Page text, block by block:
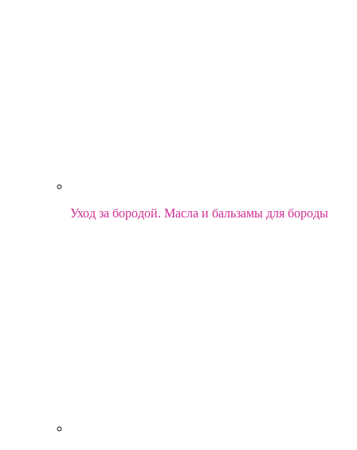
Уход за бородой. Масла и бальзамы для бороды